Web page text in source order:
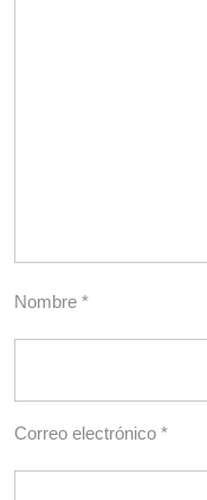
Nombre *
Correo electrónico *